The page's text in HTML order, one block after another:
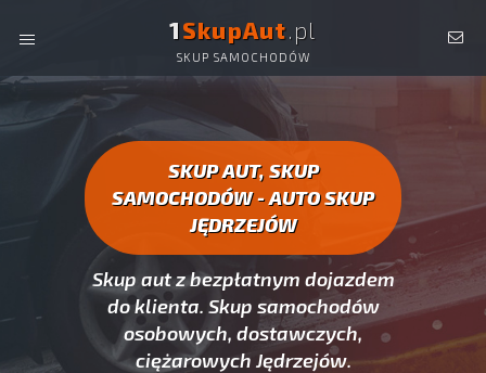
1SkupAut.pl
SKUP SAMOCHODÓW
AUTO SKUP JĘDRZEJÓW -
SAMOCHODÓW JĘDRZEJÓW
SKUP AUT, SKUP
SAMOCHODÓW - AUTO SKUP
JĘDRZEJÓW
Skup aut z bezpłatnym dojazdem
do klienta. Skup samochodów
osobowych, dostawczych,
ciężarowych Jędrzejów.